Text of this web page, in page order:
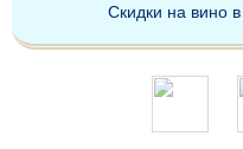
Скидки на вино